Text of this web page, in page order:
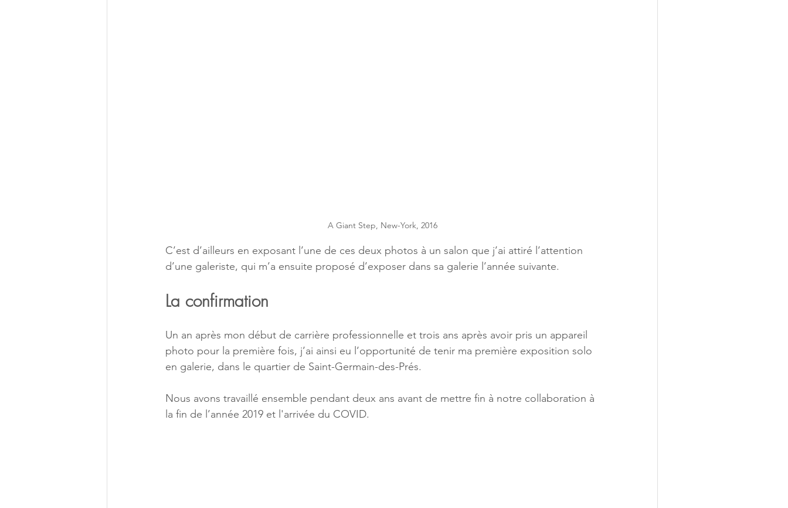
A Giant Step, New-York, 2016
C’est d’ailleurs en exposant l’une de ces deux photos à un salon que j’ai attiré l’attention
d’une galeriste, qui m’a ensuite proposé d’exposer dans sa galerie l’année suivante.
La confirmation
Un an après mon début de carrière professionnelle et trois ans après avoir pris un appareil
photo pour la première fois, j’ai ainsi eu l’opportunité de tenir ma première exposition solo
en galerie, dans le quartier de Saint-Germain-des-Prés.
Nous avons travaillé ensemble pendant deux ans avant de mettre fin à notre collaboration à
la fin de l’année 2019 et l'arrivée du COVID.